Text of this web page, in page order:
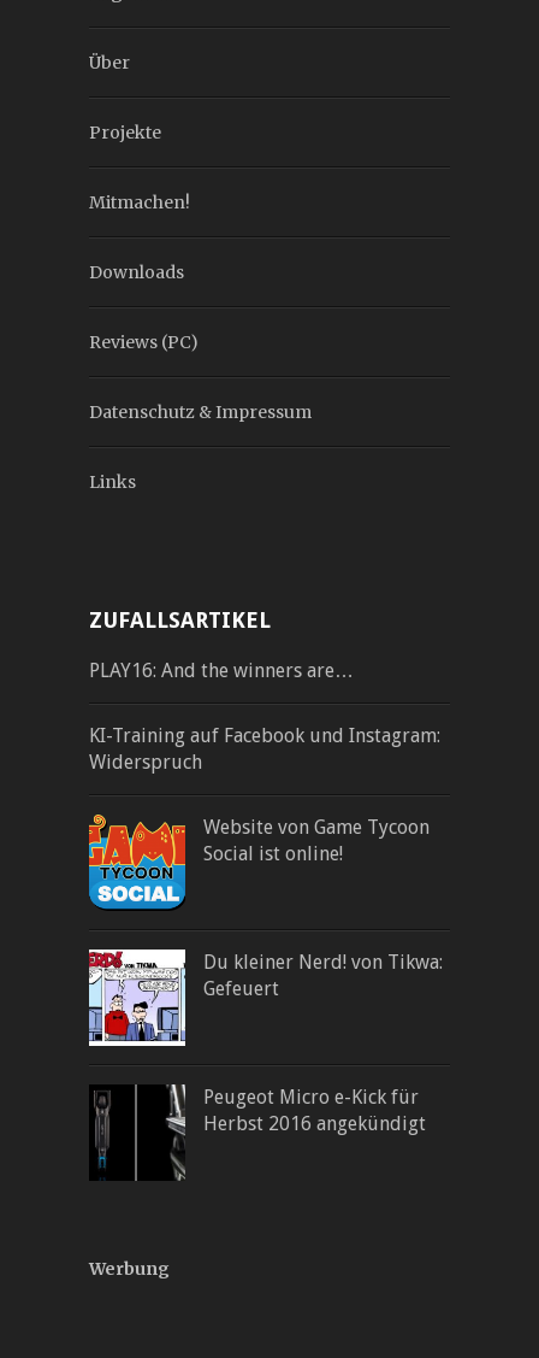
Über
Projekte
Mitmachen!
Downloads
Reviews (PC)
Datenschutz & Impressum
Links
ZUFALLSARTIKEL
PLAY16: And the winners are…
KI-Training auf Facebook und Instagram:
Widerspruch
Website von Game Tycoon
Social ist online!
Du kleiner Nerd! von Tikwa:
Gefeuert
Peugeot Micro e-Kick für
Herbst 2016 angekündigt
Werbung